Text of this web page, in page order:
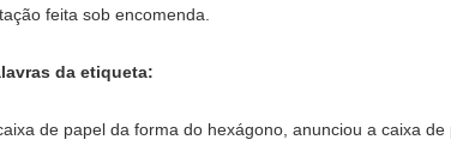
feita sob encomenda.
da etiqueta:
de papel da forma do hexágono, anunciou a caixa